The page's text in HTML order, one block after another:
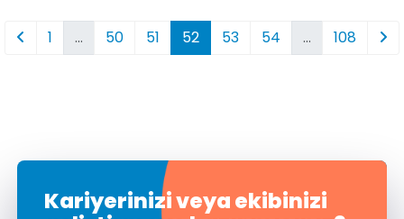
1 … 50 51 52 53 54 … 108
Kariyerinizi veya ekibinizi